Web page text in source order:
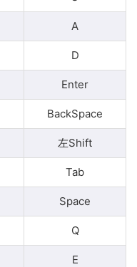
A
D
Enter
BackSpace
左Shift
Tab
Space
Q
E